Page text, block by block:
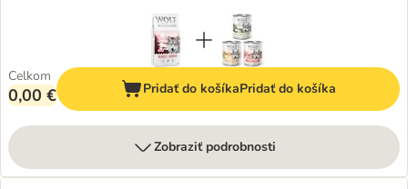
Celkom
0,00 € Pridať do košíkaPridať do košíka
Zobraziť podrobnosti